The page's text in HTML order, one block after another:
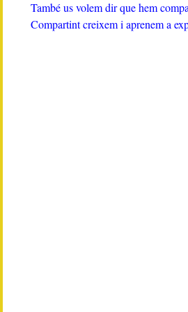
També us volem dir que hem
Compartint creixem i aprenem a